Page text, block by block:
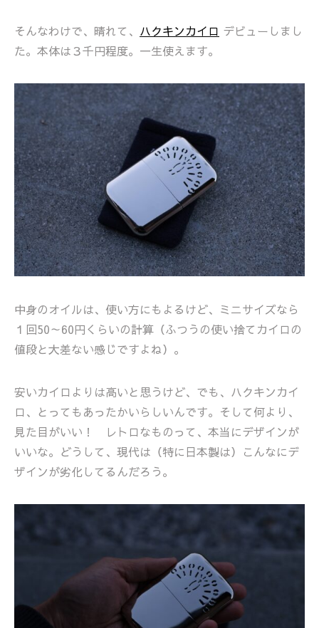
そんなわけで、晴れて、 ハクキンカイロ デビューしまし
た。本体は３千円程度。一生使えます。
中身のオイルは、使い方にもよるけど、ミニサイズなら
１回50～60円くらいの計算（ふつうの使い捨てカイロの
値段と大差ない感じですよね）。
安いカイロよりは高いと思うけど、でも、ハクキンカイ
ロ、とってもあったかいらしいんです。そして何より、
見た目がいい！ レトロなものって、本当にデザインが
いいな。どうして、現代は（特に日本製は）こんなにデ
ザインが劣化してるんだろう。